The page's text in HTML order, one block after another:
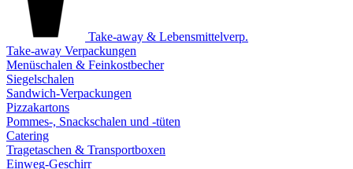
Take-away & Lebensmittelverp.
Take-away Verpackungen
Menüschalen & Feinkostbecher
Siegelschalen
Sandwich-Verpackungen
Pizzakartons
Pommes-, Snackschalen und -tüten
Catering
Tragetaschen & Transportboxen
Einweg-Geschirr